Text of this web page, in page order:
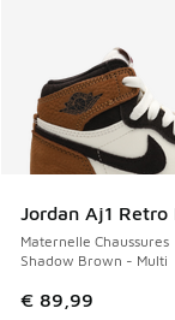
Jordan Aj1 Retro
Maternelle Chaussures
Shadow Brown - Multi
€ 89,99